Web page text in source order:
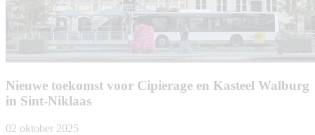
Nieuwe toekomst voor Cipierage en Kasteel Walburg
in Sint-Niklaas
02 oktober 2025